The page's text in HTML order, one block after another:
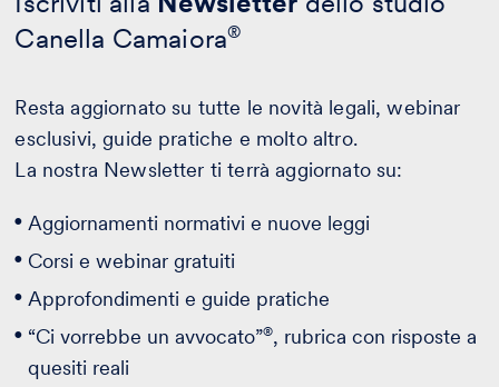
Canella Camaiora®
Resta aggiornato su tutte le novità legali, webinar
esclusivi, guide pratiche e molto altro.
La nostra Newsletter ti terrà aggiornato su:
Aggiornamenti normativi e nuove leggi
Corsi e webinar gratuiti
Approfondimenti e guide pratiche
“Ci vorrebbe un avvocato”®, rubrica con risposte a
quesiti reali